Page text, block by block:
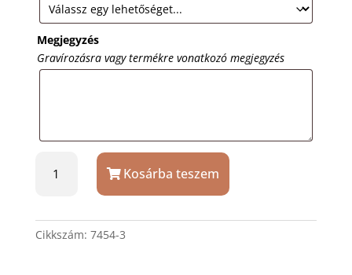
Megjegyzés
Gravírozásra vagy termékre vonatkozó megjegyzés
ezüstszín
női
Kosárba teszem
Cikkszám: 7454-3